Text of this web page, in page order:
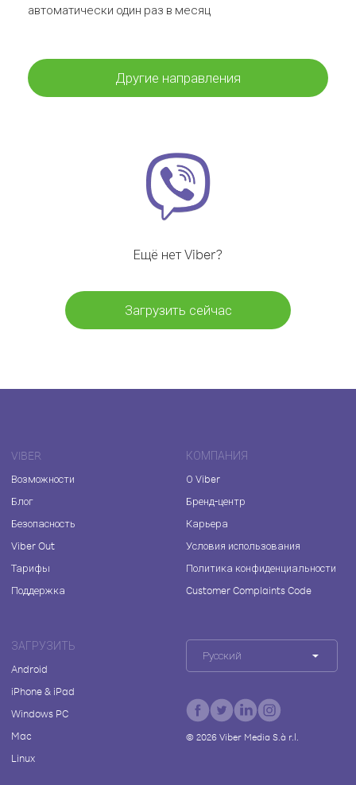
автоматически один раз в месяц
Другие направления
Ещё нет Viber?
Загрузить сейчас
VIBER
Возможности
Блог
Безопасность
Viber Out
Тарифы
Поддержка
КОМПАНИЯ
О Viber
Бренд-центр
Карьера
Условия использования
Политика конфиденциальности
Customer Complaints Code
ЗАГРУЗИТЬ
Android
iPhone & iPad
Windows PC
Mac
Linux
Русский
© 2026Viber Media S.à r.l.